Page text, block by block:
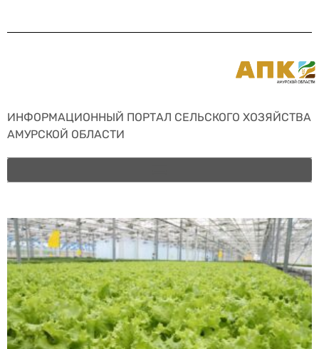
ИНФОРМАЦИОННЫЙ ПОРТАЛ СЕЛЬСКОГО ХОЗЯЙСТВА
АМУРСКОЙ ОБЛАСТИ